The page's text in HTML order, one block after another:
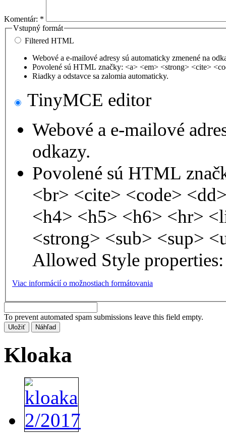
Komentár: *
Vstupný formát
Filtered HTML
Webové a e-mailové adresy sú automaticky zmenené na
Povolené sú HTML značky: <a> <em> <strong> <cite>
Riadky a odstavce sa zalomia automaticky.
TinyMCE editor
Webové a e-mailové
odkazy.
Povolené sú HTML
<br> <cite> <code>
<h4> <h5> <h6> <hr>
<strong> <sub> <sup>
Allowed Style
Viac informácií o možnostiach formátovania
To prevent automated spam submissions leave this field empty.
Kloaka